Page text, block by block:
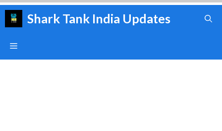
Skip
Shark Tank India Updates
Menu